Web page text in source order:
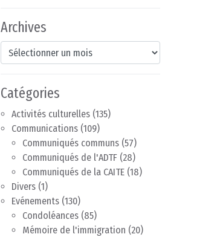
Archives
Archives
Catégories
Activités culturelles (135)
Communications (109)
Communiqués communs (57)
Communiqués de l'ADTF (28)
Communiqués de la CAITE (18)
Divers (1)
Evénements (130)
Condoléances (85)
Mémoire de l'immigration (20)